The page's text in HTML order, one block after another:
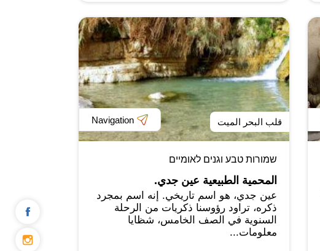
قلب البحر الميت Navigation
שמורות טבע וגנים לאומיים
المحمية الطبيعية عين جدي.
عين جدي، هو اسم تاريخي. إنه اسم بمجرد
ذكره، تراود رؤوسنا ذكريات من الرحلة
السنوية في الصف الخامس، شظايا
معلومات...